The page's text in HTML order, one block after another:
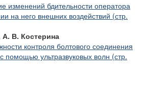
изменений бдительности оператора
на него внешних воздействий (стр.
В. Костерина
контроля болтового соединения
помощью ультразвуковых волн (стр.